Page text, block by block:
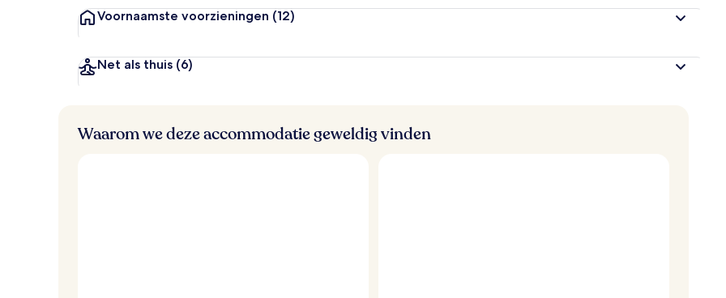
Voornaamste voorzieningen (12)
Net als thuis (6)
Waarom we deze accommodatie geweldig vinden